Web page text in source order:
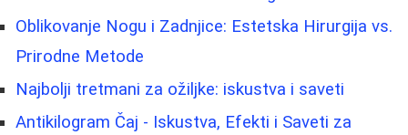
Oblikovanje Nogu i Zadnjice: Estetska Hirurgija vs.
Prirodne Metode
Najbolji tretmani za ožiljke: iskustva i saveti
Antikilogram Čaj - Iskustva, Efekti i Saveti za